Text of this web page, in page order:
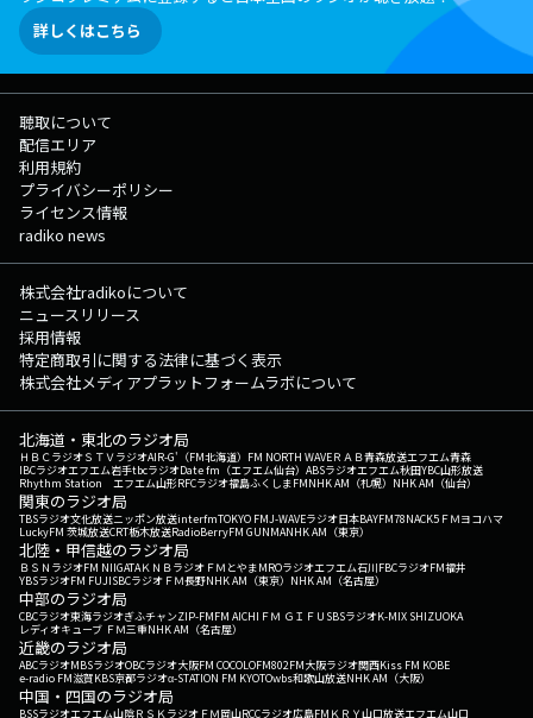
コーナーです。 『○○すね』で終るお題メールお待ちしていま
す。 文化放送公式X（旧Twitter）アカウントは「@joqrpr」 文化
放送公式X（旧Twitter）ハッシュタグは「#文化放送」 文化放送公式
facebookページは 「https://www.facebook.com/1134joqr」 文化放
送公式LINEは「@joqr_916」
詳しくはこちら
聴取について
配信エリア
利用規約
プライバシーポリシー
ライセンス情報
radiko news
株式会社radikoについて
ニュースリリース
採用情報
特定商取引に関する法律に基づく表示
株式会社メディアプラットフォームラボについて
北海道・東北のラジオ局
ＨＢＣラジオＳＴＶラジオAIR-G'（FM北海道） FM NORTH WAVEＲＡＢ青森放送エフエム青森
IBCラジオエフエム岩手tbcラジオDate fm（エフエム仙台） ABSラジオエフエム秋田YBC山形放送
Rhythm Station エフエム山形RFCラジオ福島ふくしまFMNHK AM（札幌） NHK AM（仙台）
関東のラジオ局
TBSラジオ文化放送ニッポン放送interfmTOKYO FMJ-WAVEラジオ日本BAYFM78NACK5 ＦＭヨコハマ
LuckyFM 茨城放送CRT栃木放送RadioBerryFM GUNMANHK AM（東京）
北陸・甲信越のラジオ局
ＢＳＮラジオFM NIIGATAＫＮＢラジオ ＦＭとやまMROラジオエフエム石川FBCラジオFM福井
YBSラジオFM FUJISBCラジオ ＦＭ長野NHK AM（東京） NHK AM（名古屋）
中部のラジオ局
CBCラジオ東海ラジオぎふチャンZIP-FMFM AICHI ＦＭ ＧＩＦＵ SBSラジオK-MIX SHIZUOKA
レディオキューブ ＦＭ三重NHK AM（名古屋）
近畿のラジオ局
ABCラジオMBSラジオOBCラジオ大阪FM COCOLOFM802FM大阪ラジオ関西Kiss FM KOBE
e-radio FM滋賀KBS京都ラジオα-STATION FM KYOTOwbs和歌山放送NHK AM（大阪）
中国・四国のラジオ局
BSSラジオエフエム山陰ＲＳＫラジオ ＦＭ岡山RCCラジオ広島FM ＫＲＹ山口放送エフエム山口